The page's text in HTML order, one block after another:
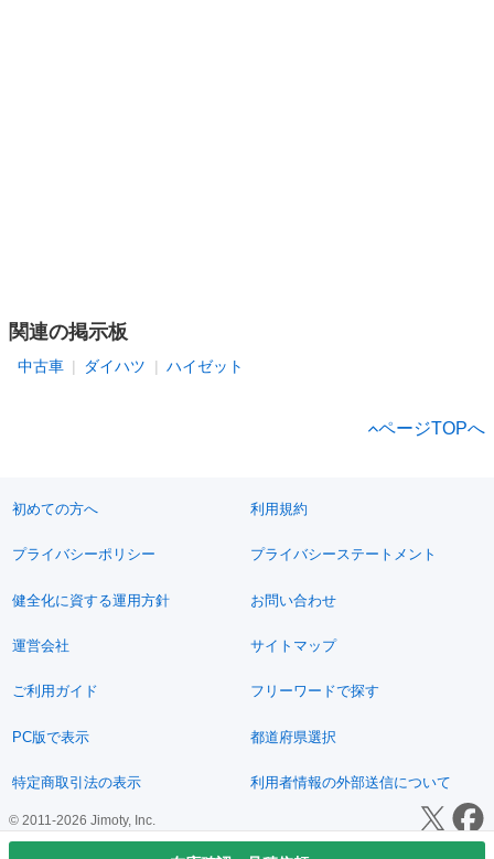
関連の掲示板
中古車 ダイハツ ハイゼット
ページTOPへ
初めての方へ 利用規約
プライバシーポリシー プライバシーステートメント
健全化に資する運用方針 お問い合わせ
運営会社 サイトマップ
ご利用ガイド フリーワードで探す
PC版で表示 都道府県選択
特定商取引法の表示 利用者情報の外部送信について
© 2011-2026 Jimoty, Inc.